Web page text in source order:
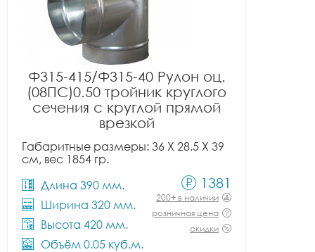
Ф315-415/Ф315-40 Рулон оц.
(08ПС)0.50 тройник круглого
сечения с круглой прямой
врезкой
Габаритные размеры: 36 X 28.5 X 39
см, вес 1854 гр.
Длина 390 мм.
Ширина 320 мм.
Высота 420 мм.
Объём 0.05 куб.м.
1381
200+ в наличии
розничная цена
скидки